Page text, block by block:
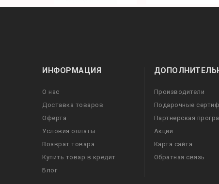
ИНФОРМАЦИЯ
О нас
Доставка товаров
Оферта
Условия оплаты
Возврат товара
Купить товар в кредит
Блог
Производители
Подарочные
Партнерская
Акции
Карта сайта
Обратная связь